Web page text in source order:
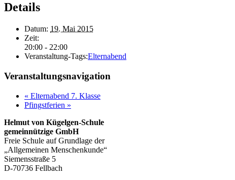
Details
Datum: 19. Mai 2015
Zeit:
20:00 - 22:00
Veranstaltung-Tags:Elternabend
Veranstaltungsnavigation
« Elternabend 7. Klasse
Pfingstferien »
Helmut von Kügelgen-Schule
gemeinnützige GmbH
Freie Schule auf Grundlage der
„Allgemeinen Menschenkunde“
Siemensstraße 5
D-70736 Fellbach